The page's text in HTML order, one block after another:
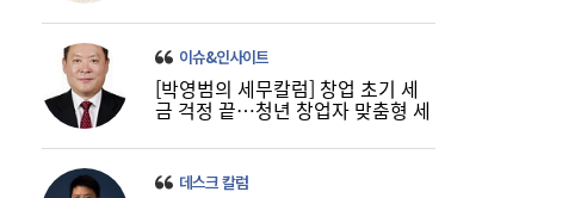
이슈&인사이트
[박영범의 세무칼럼] 창업 초기 세
금 걱정 끝…청년 창업자 맞춤형 세
데스크 칼럼